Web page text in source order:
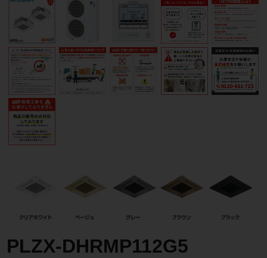
PLZX-DHRMP112G5